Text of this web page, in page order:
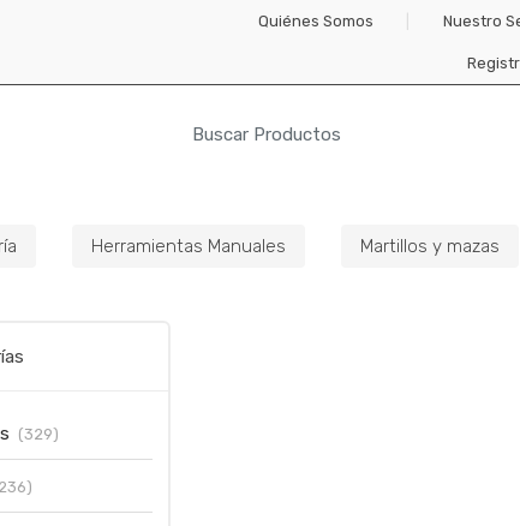
Quiénes Somos Nuestro
para:
Herramientas Manuales Martillos y mazas
(329)